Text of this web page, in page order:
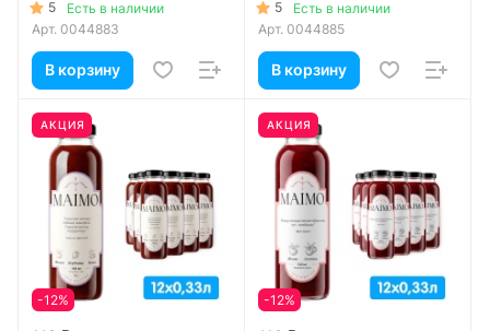
5
Есть в наличии
Арт. 0044883
В корзину
5
Есть в наличии
Арт. 0044885
В корзину
АКЦИЯ
-12%
АКЦИЯ
-12%